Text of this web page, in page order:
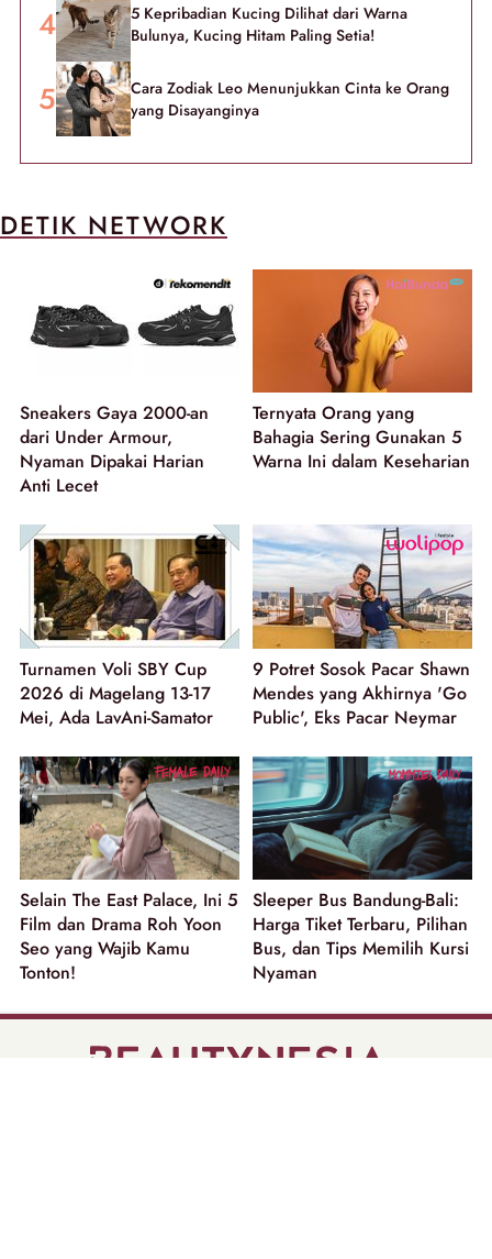
5 Kepribadian Kucing Dilihat dari Warna
Bulunya, Kucing Hitam Paling Setia!
Cara Zodiak Leo Menunjukkan Cinta ke Orang
yang Disayanginya
DETIK NETWORK
Sneakers Gaya 2000-an
dari Under Armour,
Nyaman Dipakai Harian
Anti Lecet
Ternyata Orang yang
Bahagia Sering Gunakan 5
Warna Ini dalam Keseharian
Turnamen Voli SBY Cup
2026 di Magelang 13-17
Mei, Ada LavAni-Samator
9 Potret Sosok Pacar Shawn
Mendes yang Akhirnya 'Go
Public', Eks Pacar Neymar
Selain The East Palace, Ini 5
Film dan Drama Roh Yoon
Seo yang Wajib Kamu
Tonton!
Sleeper Bus Bandung-Bali:
Harga Tiket Terbaru, Pilihan
Bus, dan Tips Memilih Kursi
Nyaman